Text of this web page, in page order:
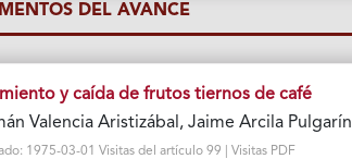
DEL AVANCE
y caída de frutos tiernos de café
Valencia Aristizábal, Jaime Arcila Pulgarín
1975-03-01 Visitas del artículo 99 | Visitas PDF